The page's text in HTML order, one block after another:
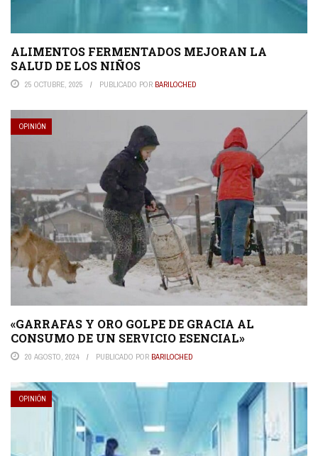
ALIMENTOS FERMENTADOS MEJORAN LA
SALUD DE LOS NIÑOS
25 OCTUBRE, 2025 PUBLICADO POR BARILOCHED
OPINIÓN
«GARRAFAS Y ORO GOLPE DE GRACIA AL
CONSUMO DE UN SERVICIO ESENCIAL»
20 AGOSTO, 2024 PUBLICADO POR BARILOCHED
OPINIÓN